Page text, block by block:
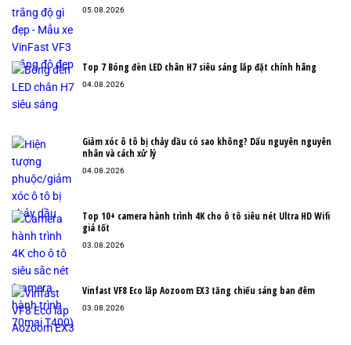
05.08.2026
Top 7 Bóng đèn LED chân H7 siêu sáng lắp đặt chính hãng
04.08.2026
Giảm xóc ô tô bị chảy dầu có sao không? Dấu nguyên nguyên
nhân và cách xử lý
04.08.2026
Top 10+ camera hành trình 4K cho ô tô siêu nét Ultra HD Wifi
giá tốt
03.08.2026
Vinfast VF8 Eco lắp Aozoom EX3 tăng chiếu sáng ban đêm
03.08.2026